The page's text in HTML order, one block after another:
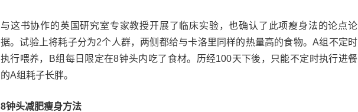
与这书协作的英国研究室专家教授开展了临床实验，也确认了此项瘦身法的论点论
据。试验上将耗子分为2个人群，两侧都给与卡洛里同样的热量高的食物。A组不定时
执行喂养，B组每日限定在8钟头内吃了食材。历经100天下後，只能不定时执行进餐
的A组耗子长胖。
8钟头减肥瘦身方法